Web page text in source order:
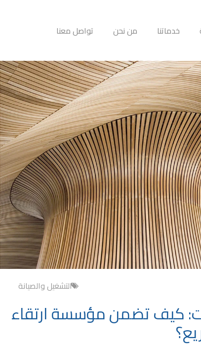
خدماتنا من نحن تواصل معنا
التشغيل والصيانة
كيف تضمن مؤسسة ارتقاء